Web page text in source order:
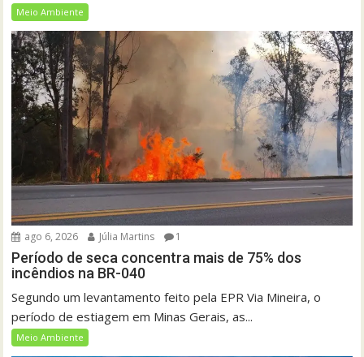
Meio Ambiente
ago 6, 2026 Júlia Martins 1
Período de seca concentra mais de 75% dos
incêndios na BR-040
Segundo um levantamento feito pela EPR Via Mineira, o
período de estiagem em Minas Gerais, as...
Meio Ambiente